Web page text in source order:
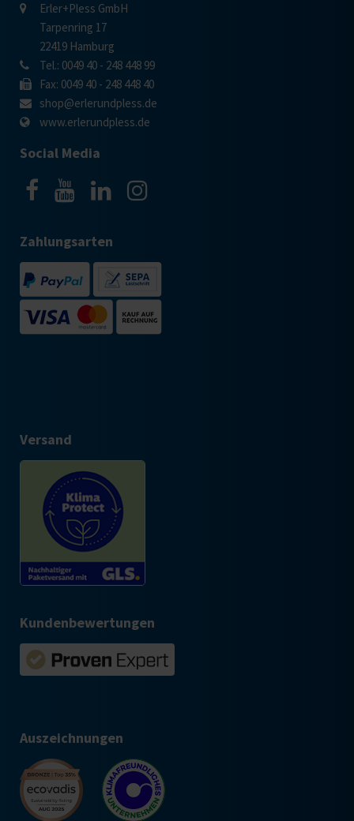
Erler+Pless GmbH
Tarpenring 17
22419 Hamburg
Tel.: 0049 40 - 248 448 99
Fax: 0049 40 - 248 448 40
shop@erlerundpless.de
www.erlerundpless.de
Social Media
Zahlungsarten
Versand
Kundenbewertungen
Auszeichnungen